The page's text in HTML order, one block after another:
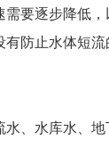
要逐步降低，
防止水体短流
、水库水、地